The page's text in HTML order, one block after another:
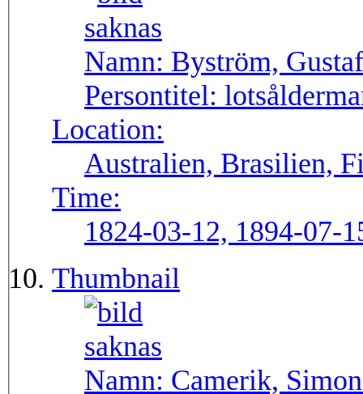
Namn: Byström,
Persontitel:
Location:
Australien, Brasilien,
Time:
1824-03-12, 1894-07-
Thumbnail
Namn: Camerik,